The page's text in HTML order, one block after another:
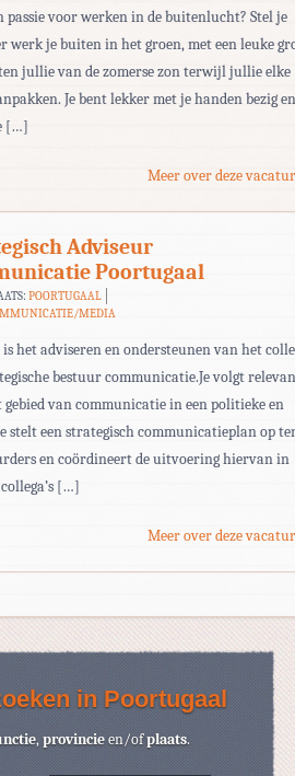
passie voor werken in de buitenlucht? Stel je
werk je buiten in het groen, met een leuke
jullie van de zomerse zon terwijl jullie elke
Je bent lekker met je handen bezig en
[…]
Meer over deze
Adviseur
Poortugaal
POORTUGAAL
MEDIA
het adviseren en ondersteunen van het
bestuur communicatie.Je volgt
van communicatie in een politieke en
stelt een strategisch communicatieplan op
en coördineert de uitvoering hiervan in
[…]
Meer over deze
in Poortugaal
,provincieen/ofplaats.